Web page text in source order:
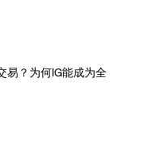
易？为何IG能成为全